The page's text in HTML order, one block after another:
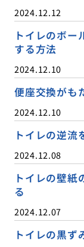
2024.12.12
トイレのボー
する方法
2024.12.10
便座交換がも
2024.12.10
トイレの逆流
2024.12.08
トイレの壁紙
る
2024.12.07
トイレの黒ず